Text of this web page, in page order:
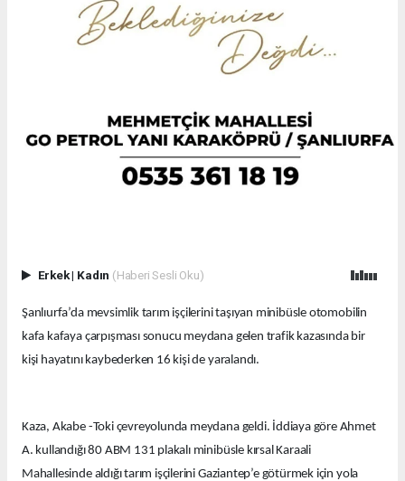
Erkek| Kadın (Haberi Sesli Oku)
Şanlıurfa’da mevsimlik tarım işçilerini taşıyan minibüsle otomobilin
kafa kafaya çarpışması sonucu meydana gelen trafik kazasında bir
kişi hayatını kaybederken 16 kişi de yaralandı.
Kaza, Akabe -Toki çevreyolunda meydana geldi. İddiaya göre Ahmet
A. kullandığı 80 ABM 131 plakalı minibüsle kırsal Karaali
Mahallesinde aldığı tarım işçilerini Gaziantep’e götürmek için yola